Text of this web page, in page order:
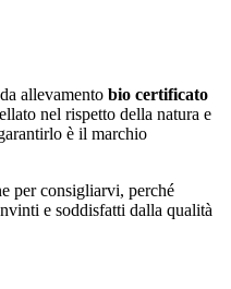
allevamento bio certificato
nel rispetto della natura e
è il marchio
per consigliarvi, perché
e soddisfatti dalla qualità